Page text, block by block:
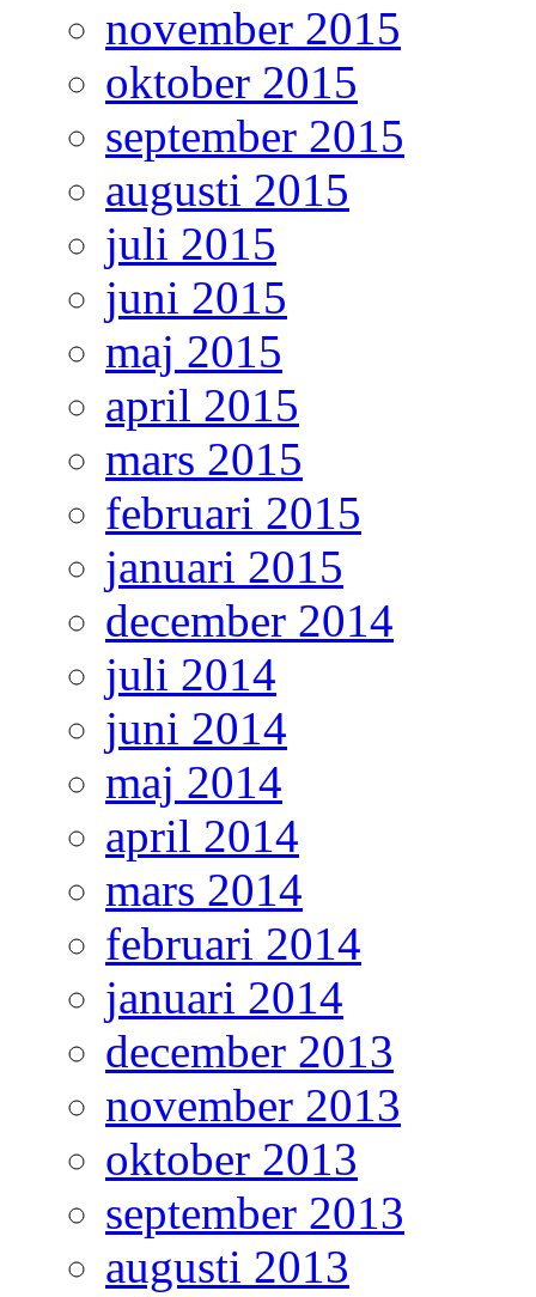
november 2015
oktober 2015
september 2015
augusti 2015
juli 2015
juni 2015
maj 2015
april 2015
mars 2015
februari 2015
januari 2015
december 2014
juli 2014
juni 2014
maj 2014
april 2014
mars 2014
februari 2014
januari 2014
december 2013
november 2013
oktober 2013
september 2013
augusti 2013